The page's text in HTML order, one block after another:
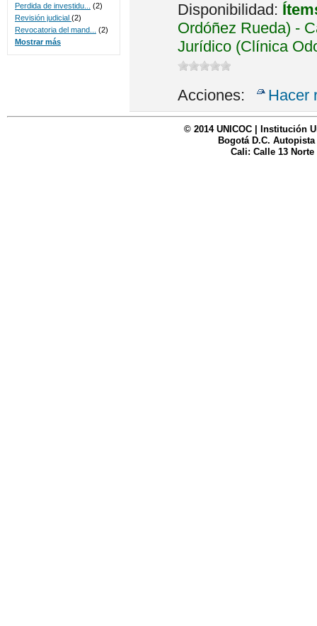
Disponibilidad:
Ordóñez Rueda) -
Jurídico (Clínica
Acciones: Hacer
Perdida de investidu...
(2)
Revisión judicial (2)
Revocatoria del mand...
(2)
Mostrar más
© 2014 UNICOC | Institución
Bogotá D.C. Autopista
Cali: Calle 13 Norte